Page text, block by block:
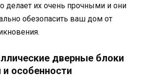
делает их очень прочными и они
обезопасить ваш дом от
дверные блоки
особенности